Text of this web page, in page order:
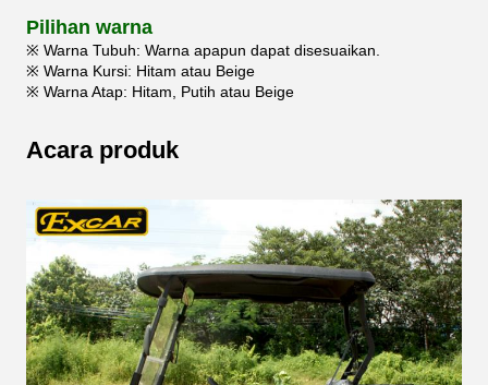
Pilihan warna
※ Warna Tubuh: Warna apapun dapat disesuaikan.
※ Warna Kursi: Hitam atau Beige
※ Warna Atap: Hitam, Putih atau Beige
Acara produk